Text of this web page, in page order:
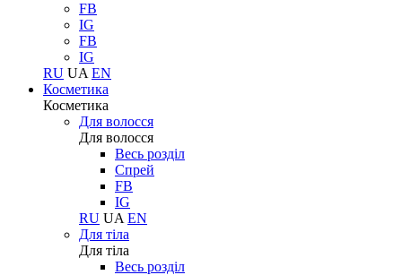
FB
IG
FB
IG
RU UA EN
Косметика
Косметика
Для волосся
Для волосся
Весь розділ
Спрей
FB
IG
RU UA EN
Для тіла
Для тіла
Весь розділ